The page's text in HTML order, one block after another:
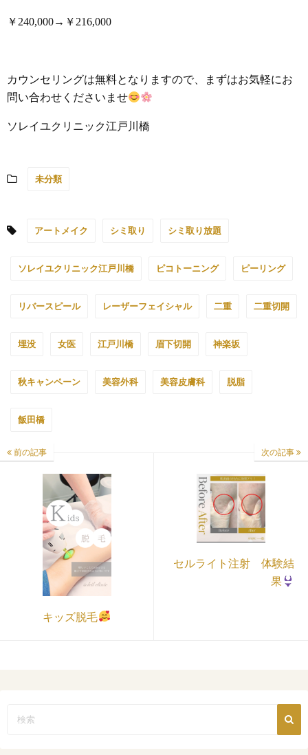
￥240,000→￥216,000
カウンセリングは無料となりますので、まずはお気軽にお
問い合わせくださいませ
ソレイユクリニック江戸川橋
未分類
アートメイク シミ取り シミ取り放題
ソレイユクリニック江戸川橋 ピコトーニング ピーリング
リバースピール レーザーフェイシャル 二重 二重切開
埋没 女医 江戸川橋 眉下切開 神楽坂
秋キャンペーン 美容外科 美容皮膚科 脱脂
飯田橋
前の記事
キッズ脱毛
次の記事
セルライト注射 体験結
果